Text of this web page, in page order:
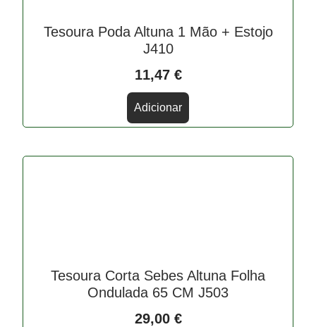
Tesoura Poda Altuna 1 Mão + Estojo
J410
11,47 €
Adicionar
Tesoura Corta Sebes Altuna Folha
Ondulada 65 CM J503
29,00 €